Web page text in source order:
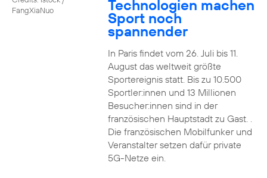
FangXiaNuo
Technologien machen
Sport noch
spannender
In Paris findet vom 26. Juli bis 11.
August das weltweit größte
Sportereignis statt. Bis zu 10.500
Sportler:innen und 13 Millionen
Besucher:innen sind in der
französischen Hauptstadt zu Gast. .
Die französischen Mobilfunker und
Veranstalter setzen dafür private
5G-Netze ein.